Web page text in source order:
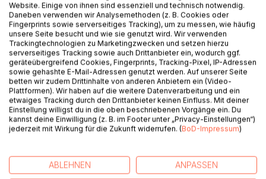
Nach dem Besuch bei einer Wahrsagerin läuft in Caros
Leben alles schief. Sie verliert ihren Job, ihr Freund ist nur
noch unterwegs und ihre beste Freundin geht mit ihrem
Erzfeind aus.
Als sie auf der Flucht vor ihrem ehemaligen Chef eine
wertvolle Antiquität zerstört und sich zum Ausgleich als
Kräuterverkäuferin wiederfindet, scheint ihr Leben
endgültig den Bach runterzugehen. Und dann läuft ihr auch
noch immer dieser nervige aber unverschämt gut
aussehende David über den Weg, der sich einen Spaß
daraus zu machen scheint, sie zur Weißglut zu bringen.
AUTOR/IN
Website. Einige von ihnen sind essenziell und technisch notwendig.
Daneben verwenden wir Analysemethoden (z. B. Cookies oder
Fingerprints sowie serverseitiges Tracking), um zu messen, wie häufig
unsere Seite besucht und wie sie genutzt wird. Wir verwenden
Trackingtechnologien zu Marketingzwecken und setzen hierzu
serverseitiges Tracking sowie auch Drittanbieter ein, wodurch ggf.
geräteübergreifend Cookies, Fingerprints, Tracking-Pixel, IP-Adressen
sowie gehashte E-Mail-Adressen genutzt werden. Auf unserer Seite
betten wir zudem Drittinhalte von anderen Anbietern ein (Video-
Plattformen). Wir haben auf die weitere Datenverarbeitung und ein
etwaiges Tracking durch den Drittanbieter keinen Einfluss. Mit deiner
Einstellung willigst du in die oben beschriebenen Vorgänge ein. Du
kannst deine Einwilligung (z. B. im Footer unter „Privacy-Einstellungen“)
jederzeit mit Wirkung für die Zukunft widerrufen. (BoD-Impressum)
ABLEHNEN ANPASSEN